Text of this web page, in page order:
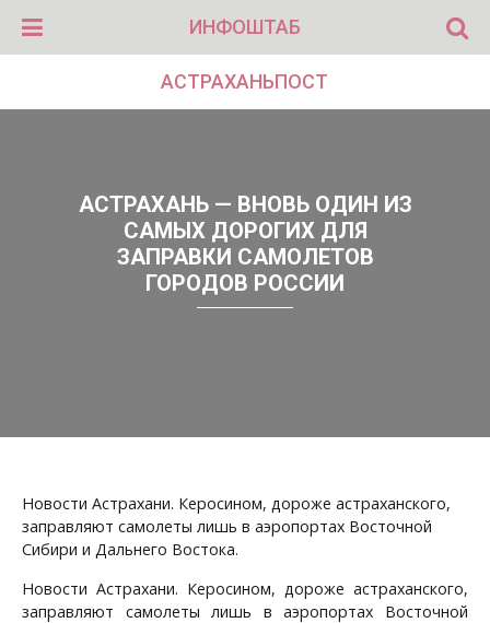
ИНФОШТАБ
АСТРАХАНЬПОСТ
АСТРАХАНЬ — ВНОВЬ ОДИН ИЗ
САМЫХ ДОРОГИХ ДЛЯ
ЗАПРАВКИ САМОЛЕТОВ
ГОРОДОВ РОССИИ
Новости Астрахани. Керосином, дороже астраханского,
заправляют самолеты лишь в аэропортах Восточной
Сибири и Дальнего Востока.
Новости Астрахани. Керосином, дороже астраханского,
заправляют самолеты лишь в аэропортах Восточной